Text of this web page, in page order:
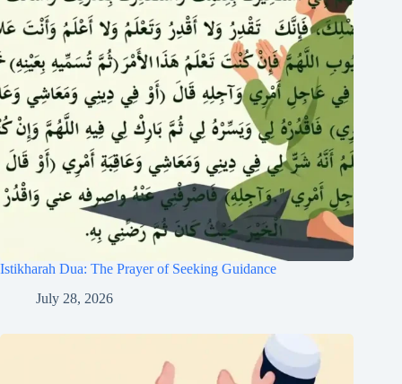
Istikharah Dua: The Prayer of Seeking Guidance
July 28, 2026